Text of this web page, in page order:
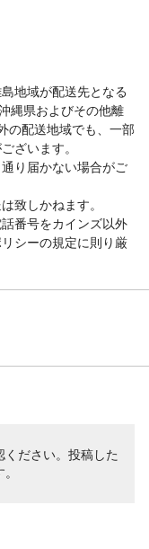
地域が配送先となる
縄県およびその他離
の配送地域でも、一部
ざいます。
り届かない場合がご
致しかねます。
番号をカインズ以外
シーの規定に則り厳
ください。投稿した